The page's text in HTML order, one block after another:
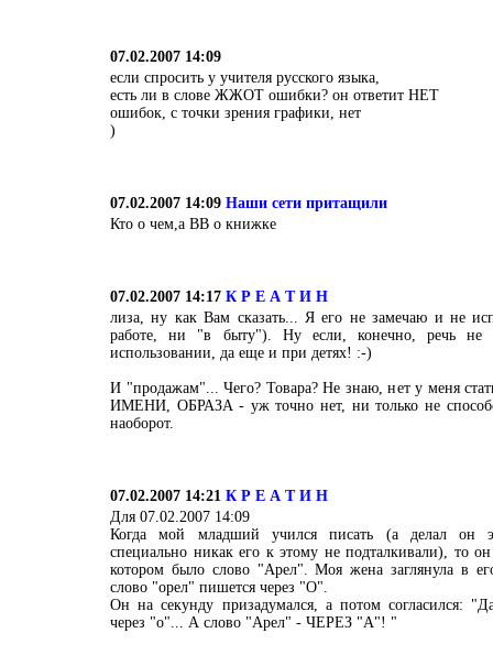
07.02.2007 14:09
если спросить у учителя русского языка,
есть ли в слове ЖЖОТ ошибки? он ответит НЕТ
ошибок, с точки зрения графики, нет
)
07.02.2007 14:09 Наши сети притащили
Кто о чем,а ВВ о книжке
07.02.2007 14:17 К Р Е А Т И Н
лиза, ну как Вам сказать... Я его не замечаю и не
работе, ни "в быту"). Ну если, конечно, речь не
использовании, да еще и при детях! :-)
И "продажам"... Чего? Товара? Не знаю, нет у меня
ИМЕНИ, ОБРАЗА - уж точно нет, ни только не
наоборот.
07.02.2007 14:21 К Р Е А Т И Н
Для 07.02.2007 14:09
Когда мой младший учился писать (а делал он
специально никак его к этому не подталкивали), то он
котором было слово "Арел". Моя жена заглянула в
слово "орел" пишется через "О".
Он на секунду призадумался, а потом согласился:
через "о"... А слово "Арел" - ЧЕРЕЗ "А"! "